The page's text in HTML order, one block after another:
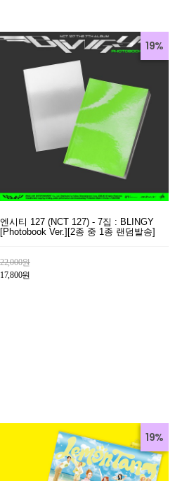
19%
엔시티 127 (NCT 127) - 7집 : BLINGY
[Photobook Ver.][2종 중 1종 랜덤발송]
22,000원
17,800원
19%